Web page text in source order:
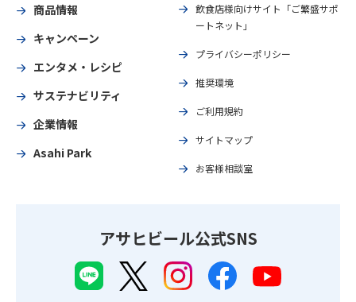
商品情報
キャンペーン
エンタメ・レシピ
サステナビリティ
企業情報
Asahi Park
飲食店様向けサイト「ご繁盛サポ
ートネット」
プライバシーポリシー
推奨環境
ご利用規約
サイトマップ
お客様相談室
アサヒビール公式SNS